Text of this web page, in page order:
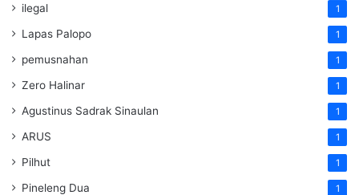
ilegal 1
Lapas Palopo 1
pemusnahan 1
Zero Halinar 1
Agustinus Sadrak Sinaulan 1
ARUS 1
Pilhut 1
Pineleng Dua 1